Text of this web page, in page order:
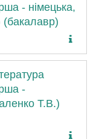
- німецька,
-
Т.В.)